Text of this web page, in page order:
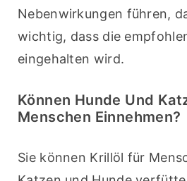
Nebenwirkungen führen,
wichtig, dass die
eingehalten wird.
Können Hunde Und
Menschen Einnehmen?
Sie können Krillöl für